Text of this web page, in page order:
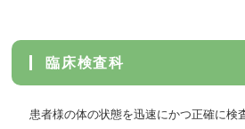
臨床検査科
患者様の体の状態を迅速にかつ正確に検